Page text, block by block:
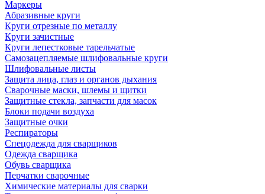
Маркеры
Абразивные круги
Круги отрезные по металлу
Круги зачистные
Круги лепестковые тарельчатые
Самозацепляемые шлифовальные круги
Шлифовальные листы
Защита лица, глаз и органов дыхания
Сварочные маски, шлемы и щитки
Защитные стекла, запчасти для масок
Блоки подачи воздуха
Защитные очки
Респираторы
Спецодежда для сварщиков
Одежда сварщика
Обувь сварщика
Перчатки сварочные
Химические материалы для сварки